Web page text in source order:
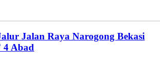
Jalan Raya Narogong Bekasi
4 Abad